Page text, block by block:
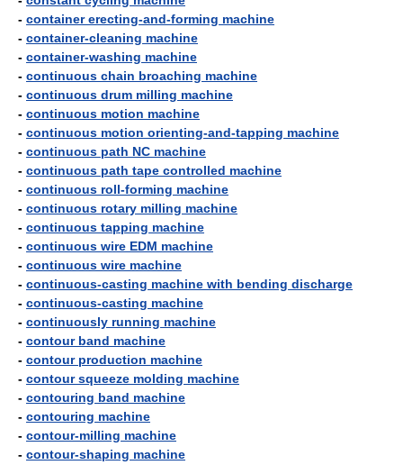
- container erecting-and-forming machine
- container-cleaning machine
- container-washing machine
- continuous chain broaching machine
- continuous drum milling machine
- continuous motion machine
- continuous motion orienting-and-tapping machine
- continuous path NC machine
- continuous path tape controlled machine
- continuous roll-forming machine
- continuous rotary milling machine
- continuous tapping machine
- continuous wire EDM machine
- continuous wire machine
- continuous-casting machine with bending discharge
- continuous-casting machine
- continuously running machine
- contour band machine
- contour production machine
- contour squeeze molding machine
- contouring band machine
- contouring machine
- contour-milling machine
- contour-shaping machine